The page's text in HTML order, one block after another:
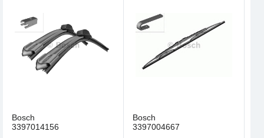
Bosch
3397014156
Bosch
3397004667